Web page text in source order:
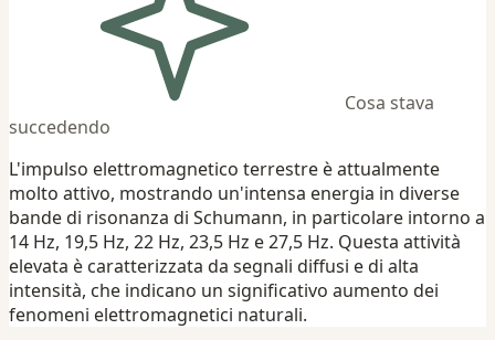
Cosa stava
succedendo
L'impulso elettromagnetico terrestre è attualmente
molto attivo, mostrando un'intensa energia in diverse
bande di risonanza di Schumann, in particolare intorno a
14 Hz, 19,5 Hz, 22 Hz, 23,5 Hz e 27,5 Hz. Questa attività
elevata è caratterizzata da segnali diffusi e di alta
intensità, che indicano un significativo aumento dei
fenomeni elettromagnetici naturali.